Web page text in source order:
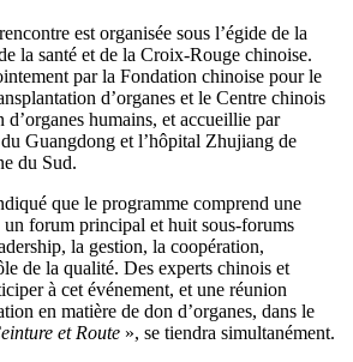
est organisée sous l’égide de la
la santé et de la Croix-Rouge chinoise.
par la Fondation chinoise pour le
d’organes et le Centre chinois
d’organes humains, et accueillie par
Guangdong et l’hôpital Zhujiang de
du Sud.
que le programme comprend une
un forum principal et huit sous-forums
la gestion, la coopération,
de la qualité. Des experts chinois et
à cet événement, et une réunion
en matière de don d’organes, dans le
et Route », se tiendra simultanément.